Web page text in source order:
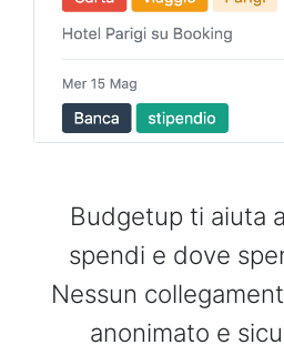
Budgetup ti aiuta
spendi e dove
Nessun
anonimato e